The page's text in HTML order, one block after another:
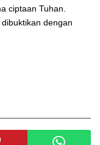
ciptaan Tuhan.
dengan